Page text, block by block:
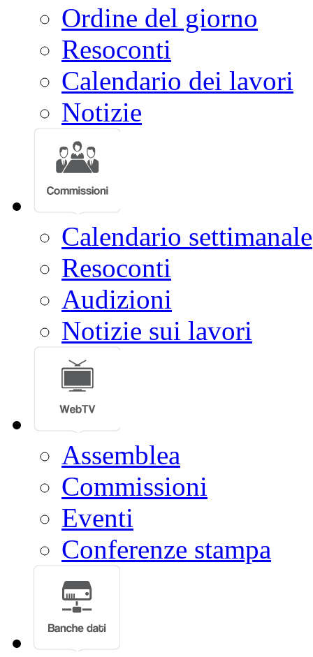
Ordine del giorno
Resoconti
Calendario dei lavori
Notizie
Calendario settimanale
Resoconti
Audizioni
Notizie sui lavori
Assemblea
Commissioni
Eventi
Conferenze stampa